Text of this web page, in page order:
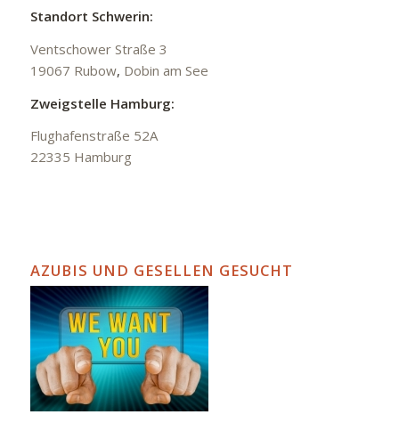
Standort Schwerin:
Ventschower Straße 3
19067 Rubow, Dobin am See
Zweigstelle Hamburg:
Flughafenstraße 52A
22335 Hamburg
AZUBIS UND GESELLEN GESUCHT